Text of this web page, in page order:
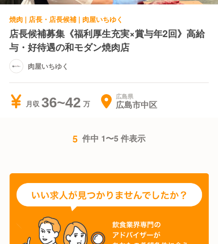
焼肉 | 店長・店長候補 | 肉屋いちゆく
店長候補募集《福利厚生充実×賞与年2回》高給
与・好待遇の和モダン焼肉店
肉屋いちゆく
月収 36~42 広島県
広島市中区
5 件中 1〜5 件表示